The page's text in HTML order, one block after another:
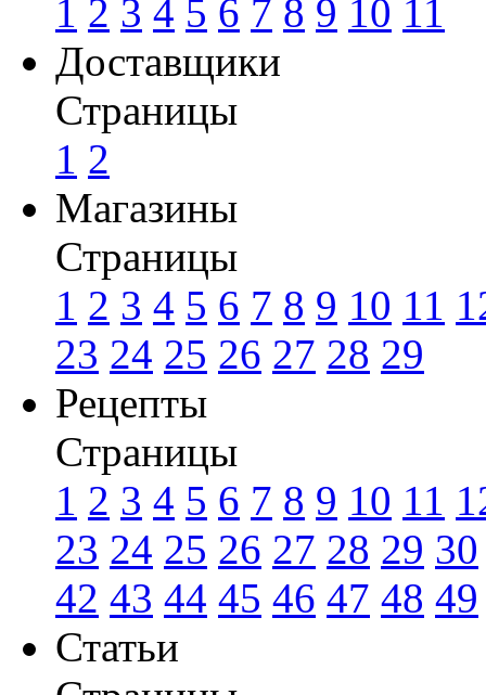
1 2 3 4 5 6 7 8 9 10 11
Доставщики
Страницы
1 2
Магазины
Страницы
1 2 3 4 5 6 7 8 9 10 11
23 24 25 26 27 28 29
Рецепты
Страницы
1 2 3 4 5 6 7 8 9 10 11
23 24 25 26 27 28 29 30
42 43 44 45 46 47 48 49
Статьи